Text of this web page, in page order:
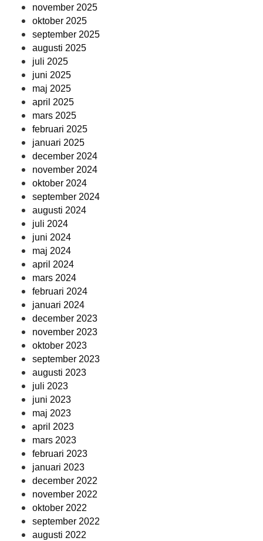
november 2025
oktober 2025
september 2025
augusti 2025
juli 2025
juni 2025
maj 2025
april 2025
mars 2025
februari 2025
januari 2025
december 2024
november 2024
oktober 2024
september 2024
augusti 2024
juli 2024
juni 2024
maj 2024
april 2024
mars 2024
februari 2024
januari 2024
december 2023
november 2023
oktober 2023
september 2023
augusti 2023
juli 2023
juni 2023
maj 2023
april 2023
mars 2023
februari 2023
januari 2023
december 2022
november 2022
oktober 2022
september 2022
augusti 2022